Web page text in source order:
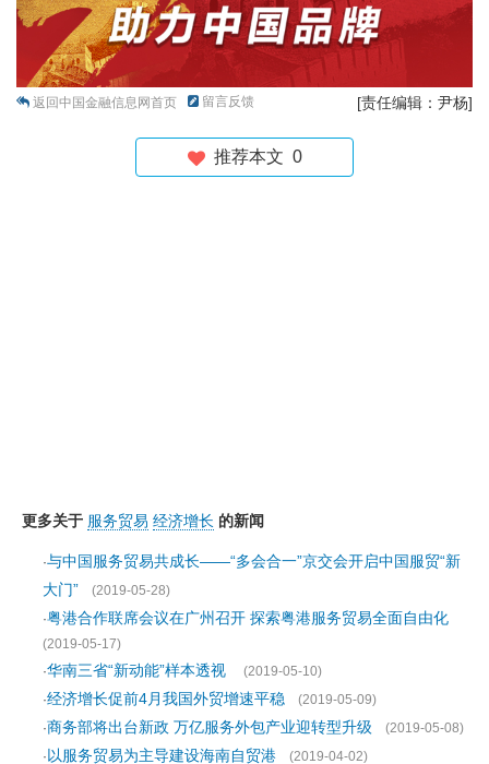
返回中国金融信息网首页 留言反馈 [责任编辑：尹杨]
推荐本文 0
更多关于 服务贸易 经济增长 的新闻
·与中国服务贸易共成长——“多会合一”京交会开启中国服贸“新
大门”
(2019-05-28)
·粤港合作联席会议在广州召开 探索粤港服务贸易全面自由化
(2019-05-17)
·华南三省“新动能”样本透视
(2019-05-10)
·经济增长促前4月我国外贸增速平稳
(2019-05-09)
·商务部将出台新政 万亿服务外包产业迎转型升级
(2019-05-08)
· 以服务贸易为主导建设海南自贸港 (2019-04-02)